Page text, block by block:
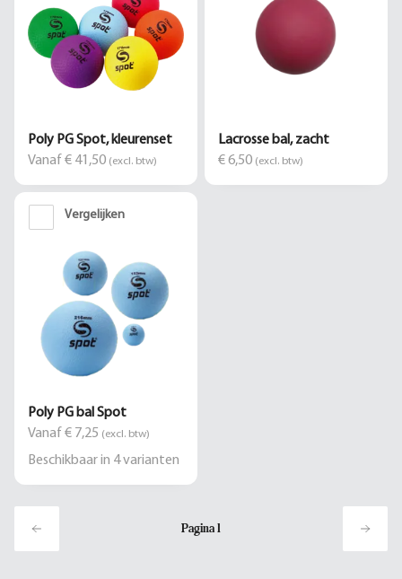
Poly PG Spot, kleurenset
Vanaf € 41,50 (excl. btw)
Lacrosse bal, zacht
€ 6,50 (excl. btw)
Vergelijken
Poly PG bal Spot
Vanaf € 7,25 (excl. btw)
Beschikbaar in 4varianten
Pagina1